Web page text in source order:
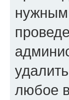
любое